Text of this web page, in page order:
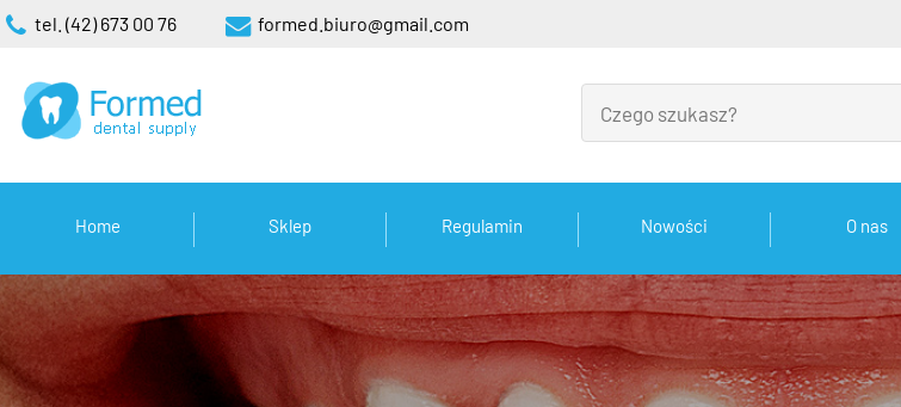
tel. (42) 673 00 76 formed.biuro@gmail.com
Home Sklep Regulamin Nowości O nas